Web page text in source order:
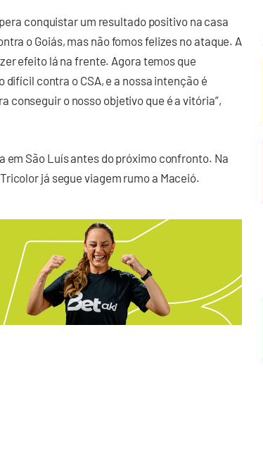
conquistar um resultado positivo na casa
o Goiás, mas não fomos felizes no ataque. A
efeito lá na frente. Agora temos que
contra o CSA, e a nossa intenção é
conseguir o nosso objetivo que é a vitória”,
em São Luís antes do próximo confronto. Na
já segue viagem rumo a Maceió.